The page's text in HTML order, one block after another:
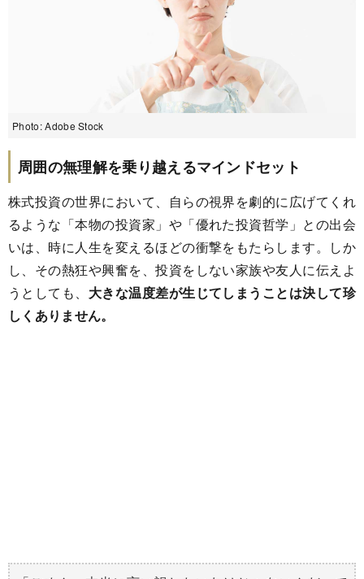
Photo: Adobe Stock
周囲の無理解を乗り越えるマインドセット
株式投資の世界において、自らの視界を劇的に広げてくれ
るような「本物の投資家」や「優れた投資哲学」との出会
いは、時に人生を変えるほどの衝撃をもたらします。しか
し、その熱狂や興奮を、投資をしない家族や友人に伝えよ
うとしても、 大きな温度差が生じてしまうことは決して珍
しくありません。